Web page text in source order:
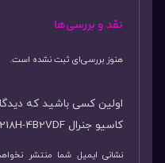
نقد و بررسی‌ها
هنوز بررسی‌ای ثبت نشده است.
اولین کسی باشید که
کاسیو جنرال W-218H-4B2VDF”
نشانی ایمیل شما منتشر